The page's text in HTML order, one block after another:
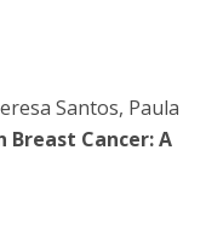
Santos, Paula
Breast Cancer: A